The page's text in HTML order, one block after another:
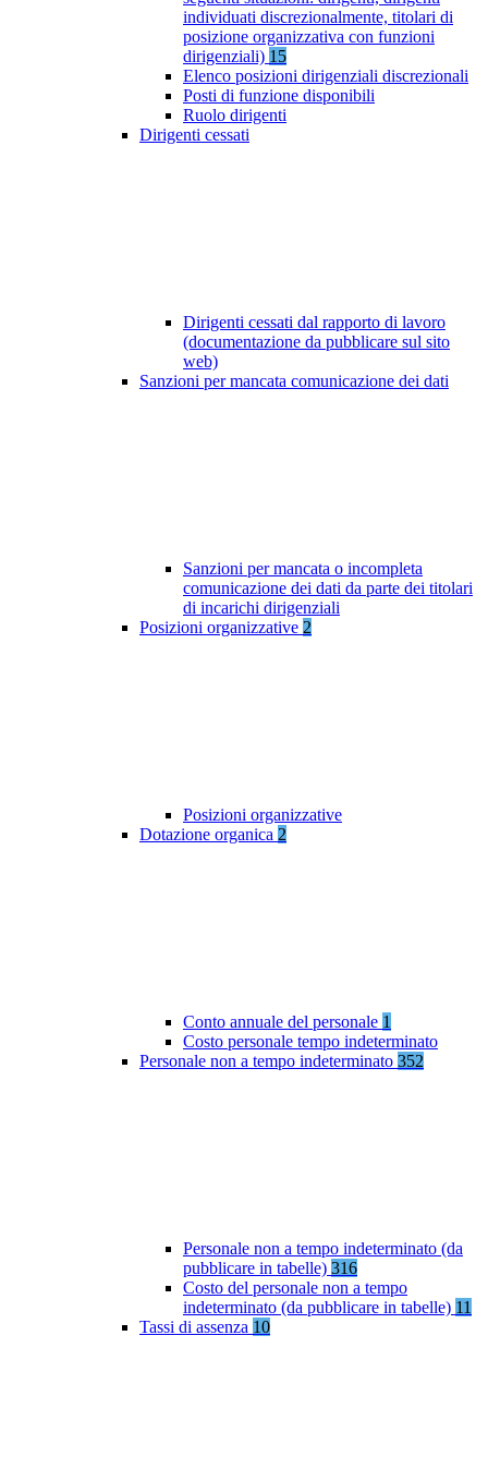
individuati discrezionalmente, titolari di
posizione organizzativa con funzioni
dirigenziali) 15
Elenco posizioni dirigenziali discrezionali
Posti di funzione disponibili
Ruolo dirigenti
Dirigenti cessati
Dirigenti cessati dal rapporto di lavoro
(documentazione da pubblicare sul sito
web)
Sanzioni per mancata comunicazione dei dati
Sanzioni per mancata o incompleta
comunicazione dei dati da parte dei titolari
di incarichi dirigenziali
Posizioni organizzative 2
Posizioni organizzative
Dotazione organica 2
Conto annuale del personale 1
Costo personale tempo indeterminato
Personale non a tempo indeterminato 352
Personale non a tempo indeterminato (da
pubblicare in tabelle) 316
Costo del personale non a tempo
indeterminato (da pubblicare in tabelle) 11
Tassi di assenza 10